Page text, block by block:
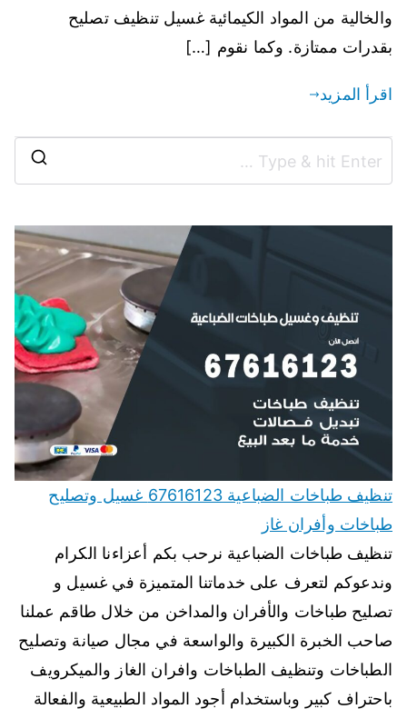
والخالية من المواد الكيمائية غسيل تنظيف تصليح
بقدرات ممتازة. وكما نقوم […]
اقرأ المزيد
تنظيف طباخات الضباعية 67616123 غسيل وتصليح
طباخات وأفران غاز
تنظيف طباخات الضباعية نرحب بكم أعزاءنا الكرام
وندعوكم لتعرف على خدماتنا المتميزة في غسيل و
تصليح طباخات والأفران والمداخن من خلال طاقم عملنا
صاحب الخبرة الكبيرة والواسعة في مجال صيانة وتصليح
الطباخات وتنظيف الطباخات وافران الغاز والميكرويف
باحتراف كبير وباستخدام أجود المواد الطبيعية والفعالة